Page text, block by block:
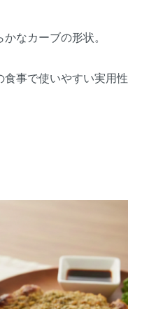
なカーブの形状。
食事で使いやすい実用性